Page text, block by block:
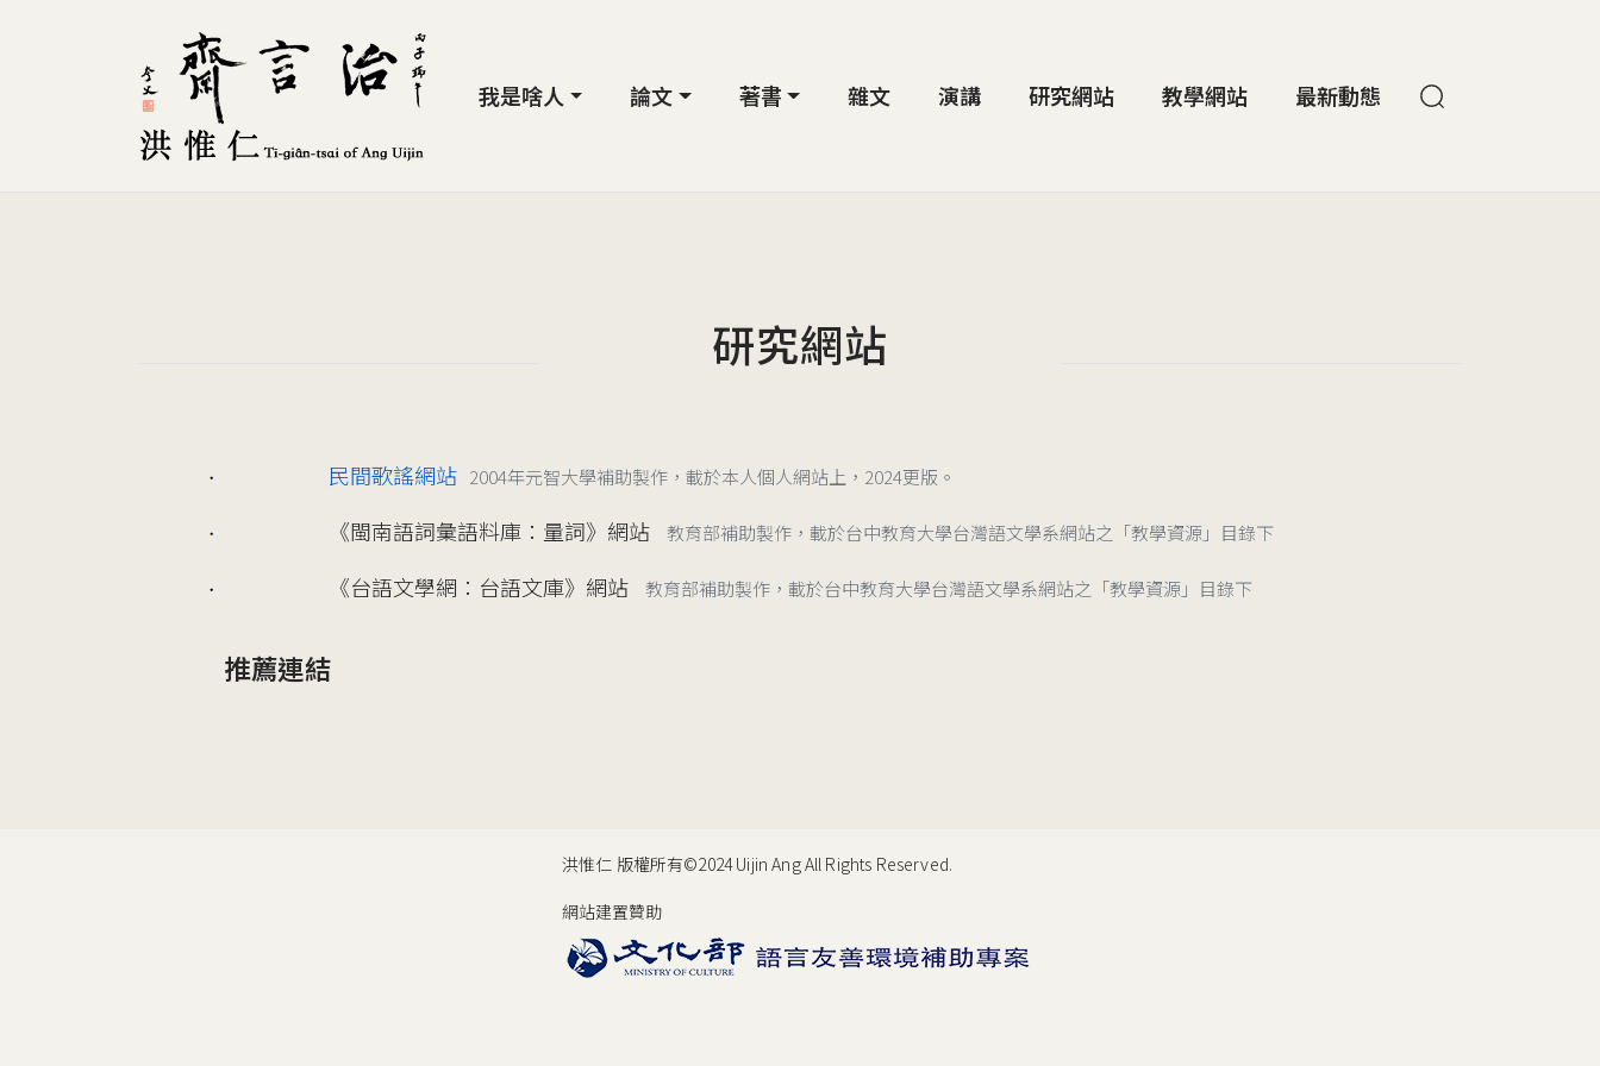
我是啥人 論文 著書 雜文 演講 研究網站 教學網站 最新動態
研究網站
民間歌謠網站 2004年元智大學補助製作，載於本人個人網站上，2024更版。
《閩南語詞彙語料庫：量詞》網站 教育部補助製作，載於台中教育大學台灣語文學系網站之「教學資源」目錄下
《台語文學網：台語文庫》網站 教育部補助製作，載於台中教育大學台灣語文學系網站之「教學資源」目錄下
推薦連結
洪惟仁 版權所有©2024 Uijin Ang All Rights Reserved.
網站建置贊助